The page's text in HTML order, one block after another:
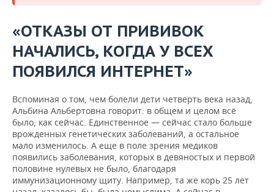
«ОТКАЗЫ ОТ ПРИВИВОК
НАЧАЛИСЬ, КОГДА У ВСЕХ
ПОЯВИЛСЯ ИНТЕРНЕТ»
Вспоминая о том, чем болели дети четверть века назад,
Альбина Альбертовна говорит: в общем и целом всё
было, как сейчас. Единственное — сейчас стало больше
врожденных генетических заболеваний, а остальное
мало изменилось. А еще в поле зрения медиков
появились заболевания, которых в девяностых и первой
половине нулевых не было, благодаря
иммунизационному щиту. Например, та же корь 25 лет